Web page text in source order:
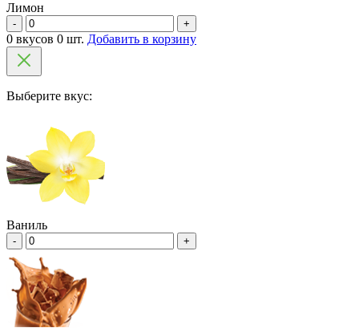
Лимон
- +
0 вкусов 0 шт. Добавить в корзину
Выберите вкус:
Ваниль
- +